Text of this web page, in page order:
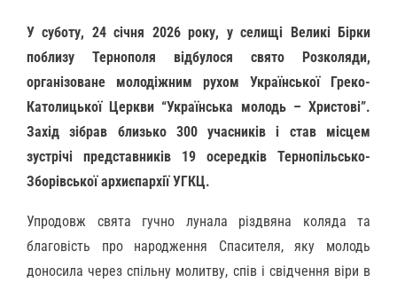
У суботу, 24 січня 2026 року, у селищі Великі Бірки
поблизу Тернополя відбулося свято Розколяди,
організоване молодіжним рухом Української Греко-
Католицької Церкви “Українська молодь – Христові”.
Захід зібрав близько 300 учасників і став місцем
зустрічі представників 19 осередків Тернопільсько-
Зборівської архиєпархії УГКЦ.
Упродовж свята гучно лунала різдвяна коляда та
благовість про народження Спасителя, яку молодь
доносила через спільну молитву, спів і свідчення віри в